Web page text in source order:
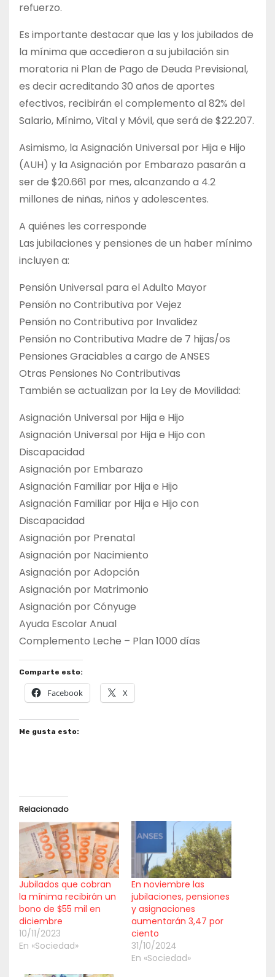
refuerzo.
Es importante destacar que las y los jubilados de
la mínima que accedieron a su jubilación sin
moratoria ni Plan de Pago de Deuda Previsional,
es decir acreditando 30 años de aportes
efectivos, recibirán el complemento al 82% del
Salario, Mínimo, Vital y Móvil, que será de $22.207.
Asimismo, la Asignación Universal por Hija e Hijo
(AUH) y la Asignación por Embarazo pasarán a
ser de $20.661 por mes, alcanzando a 4.2
millones de niñas, niños y adolescentes.
A quiénes les corresponde
Las jubilaciones y pensiones de un haber mínimo
incluyen a:
Pensión Universal para el Adulto Mayor
Pensión no Contributiva por Vejez
Pensión no Contributiva por Invalidez
Pensión no Contributiva Madre de 7 hijas/os
Pensiones Graciables a cargo de ANSES
Otras Pensiones No Contributivas
También se actualizan por la Ley de Movilidad:
Asignación Universal por Hija e Hijo
Asignación Universal por Hija e Hijo con
Discapacidad
Asignación por Embarazo
Asignación Familiar por Hija e Hijo
Asignación Familiar por Hija e Hijo con
Discapacidad
Asignación por Prenatal
Asignación por Nacimiento
Asignación por Adopción
Asignación por Matrimonio
Asignación por Cónyuge
Ayuda Escolar Anual
Complemento Leche – Plan 1000 días
Comparte esto:
Facebook X
Me gusta esto:
Relacionado
Jubilados que cobran
la mínima recibirán un
bono de $55 mil en
diciembre
10/11/2023
En «Sociedad»
En noviembre las
jubilaciones, pensiones
y asignaciones
aumentarán 3,47 por
ciento
31/10/2024
En «Sociedad»